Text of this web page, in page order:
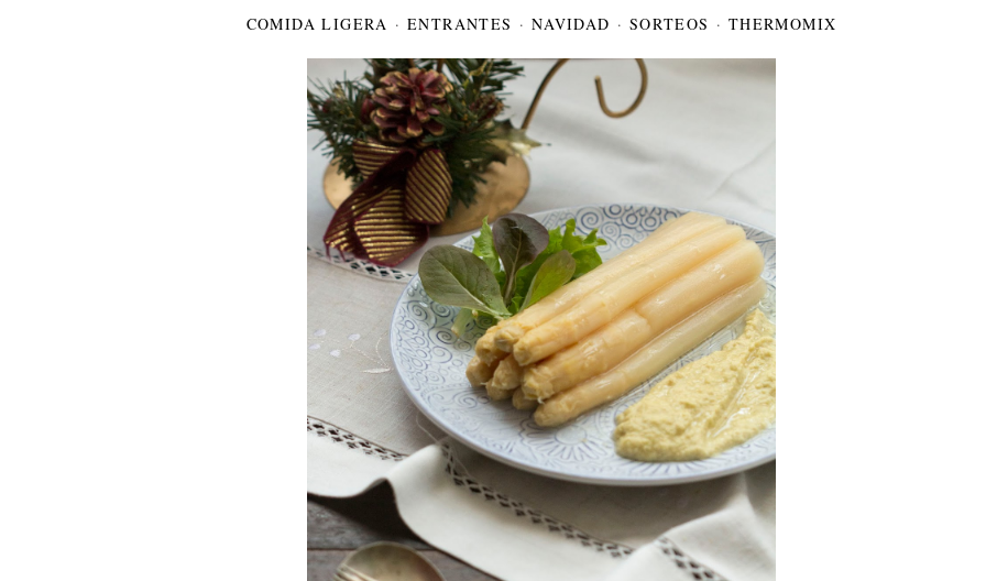
COMIDA LIGERA · ENTRANTES · NAVIDAD · SORTEOS · THERMOMIX